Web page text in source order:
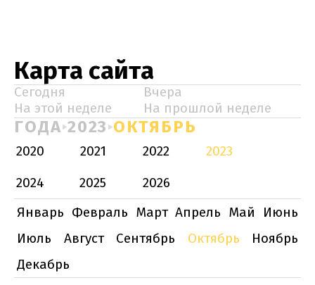
Карта сайта
Сегодня
Вчера
На этой неделе
На прошлой неделе
ГОДА 2023 ОКТЯБРЬ
2020 2021 2022
2023
2024
2025
2026
Январь Февраль Март Апрель Май
Июнь
Июль
Август Сентябрь Октябрь
Ноябрь
Декабрь